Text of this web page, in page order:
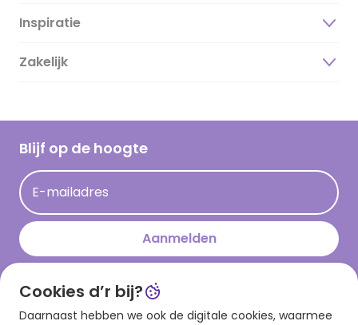
Over ons
Duurzaamheid
Hallmark Kaartclub
Acties
Persberichten
Hallmark en Kinderpostzegels
Inspiratie
Magazine
Cadeau inspiratie
Kaartinspiratie
Zakelijk
Blijf op de hoogte
E-mailadres
Aanmelden
Download onze app
Cookies d’r bij?
Daarnaast hebben we ook de digitale cookies, waarmee